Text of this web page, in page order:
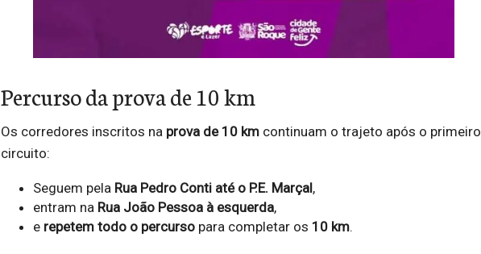
Percurso da prova de 10 km
Os corredores inscritos na prova de 10 kmcontinuam o trajeto após o primeiro
circuito:
Seguem pela Rua Pedro Conti até o P.E. Marçal,
entram na Rua João Pessoa à esquerda,
e repetem todo o percursopara completar os 10 km.